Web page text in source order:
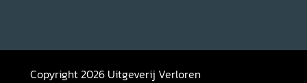
Copyright 2026 Uitgeverij Verloren